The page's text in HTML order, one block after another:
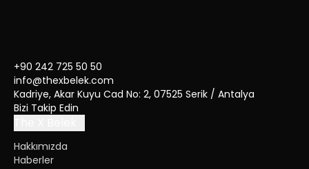
+90 242 725 50 50
info@thexbelek.com
Kadriye, Akar Kuyu Cad No: 2, 07525 Serik / Antalya
Bizi Takip Edin
Hakkımızda
Haberler